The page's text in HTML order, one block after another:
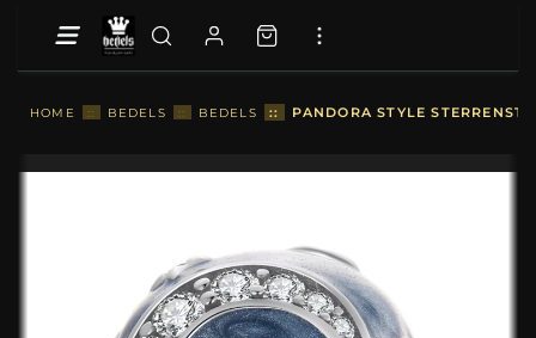
HOME :: BEDELS :: BEDELS :: PANDORA STYLE